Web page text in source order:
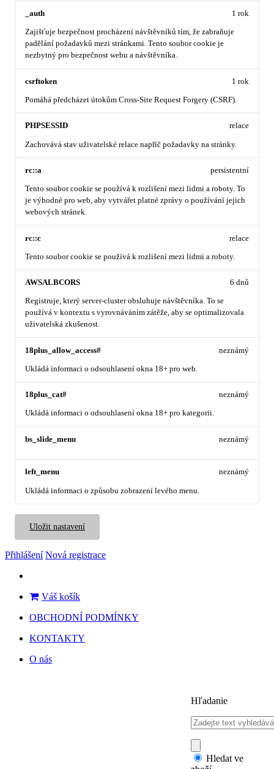
_auth
Zajišťuje bezpečnost procházení návštěvníků tím, že zabraňuje
padělání požadavků mezi stránkami. Tento soubor cookie je
nezbytný pro bezpečnost webu a návštěvníka.
1 rok
csrftoken
Pomáhá předcházet útokům Cross-Site Request Forgery (CSRF).
1 rok
PHPSESSID
Zachovává stav uživatelské relace napříč požadavky na stránky.
relace
rc::a
Tento soubor cookie se používá k rozlišení mezi lidmi a roboty. To
je výhodné pro web, aby vytvářet platné zprávy o používání jejich
webových stránek.
persistentní
rc::c
Tento soubor cookie se používá k rozlišení mezi lidmi a roboty.
relace
AWSALBCORS
Registruje, který server-cluster obsluhuje návštěvníka. To se
používá v kontextu s vyrovnáváním zátěže, aby se optimalizovala
uživatelská zkušenost.
6 dnů
18plus_allow_access#
Ukládá informaci o odsouhlasení okna 18+ pro web.
neznámý
18plus_cat#
Ukládá informaci o odsouhlasení okna 18+ pro kategorii.
neznámý
bs_slide_menu neznámý
left_menu
Ukládá informaci o způsobu zobrazení levého menu.
neznámý
Uložit nastavení
Přihlášení Nová registrace
Váš košík
OBCHODNÍ PODMÍNKY
KONTAKTY
O nás
Hľadanie
Hledat ve